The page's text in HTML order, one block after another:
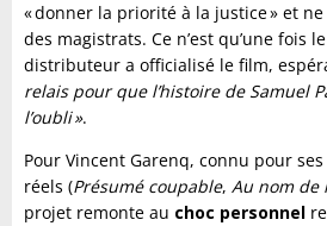
« donner la priorité à la justice » et
des magistrats. Ce n’est qu’une fois
distributeur a officialisé le film,
relais pour que l’histoire de Samuel
l’oubli ».
Pour Vincent Garenq, connu pour
réels (Présumé coupable, Au nom de
projet remonte au choc personnel